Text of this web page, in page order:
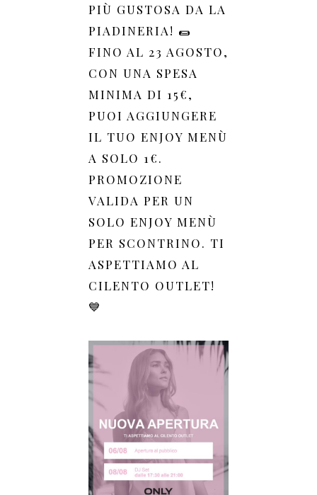
PIÙ GUSTOSA DA LA
PIADINERIA! 🌯
FINO AL 23 AGOSTO,
CON UNA SPESA
MINIMA DI 15€,
PUOI AGGIUNGERE
IL TUO ENJOY MENÙ
A SOLO 1€.
PROMOZIONE
VALIDA PER UN
SOLO ENJOY MENÙ
PER SCONTRINO. TI
ASPETTIAMO AL
CILENTO OUTLET!
💙